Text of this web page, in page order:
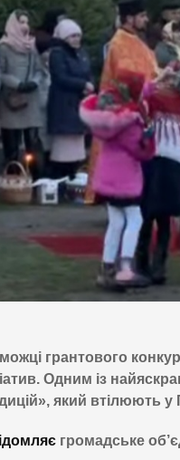
грантового
Одним із
який втілюють у
громадське